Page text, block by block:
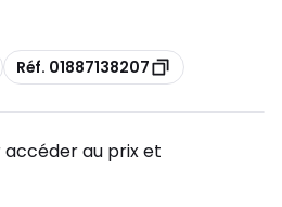
Copie
Réf. 01887138207
au prix et